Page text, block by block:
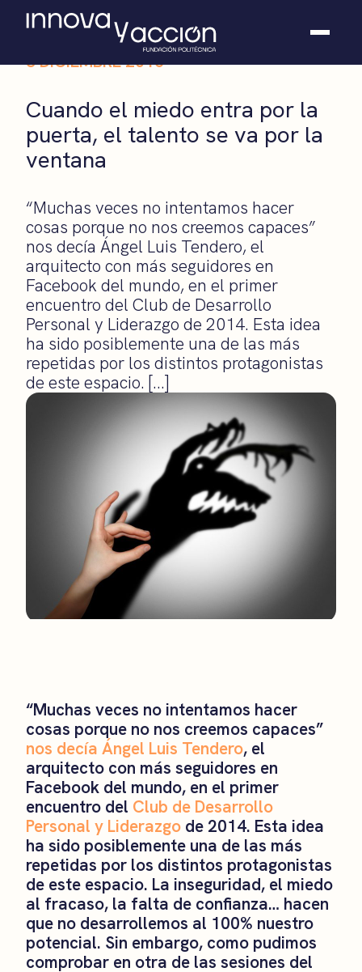
Somos fundación
Casos de éxito
Hackathones
3 DICIEMBRE 2015
Cuando el miedo entra por la
puerta, el talento se va por la
ventana
“Muchas veces no intentamos hacer
cosas porque no nos creemos capaces”
nos decía Ángel Luis Tendero, el
arquitecto con más seguidores en
Facebook del mundo, en el primer
encuentro del Club de Desarrollo
Personal y Liderazgo de 2014. Esta idea
ha sido posiblemente una de las más
repetidas por los distintos protagonistas
de este espacio. […]
“Muchas veces no intentamos hacer
cosas porque no nos creemos capaces”
nos decía Ángel Luis Tendero, el
arquitecto con más seguidores en
Facebook del mundo, en el primer
encuentro del Club de Desarrollo
Personal y Liderazgo de 2014. Esta idea
ha sido posiblemente una de las más
repetidas por los distintos protagonistas
de este espacio. La inseguridad, el miedo
al fracaso, la falta de confianza… hacen
que no desarrollemos al 100% nuestro
potencial. Sin embargo, como pudimos
comprobar en otra de las sesiones del